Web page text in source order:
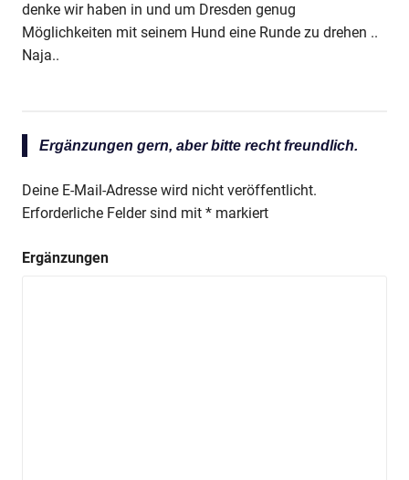
denke wir haben in und um Dresden genug
Möglichkeiten mit seinem Hund eine Runde zu drehen ..
Naja..
Ergänzungen gern, aber bitte recht freundlich.
Deine E-Mail-Adresse wird nicht veröffentlicht.
Erforderliche Felder sind mit * markiert
Ergänzungen